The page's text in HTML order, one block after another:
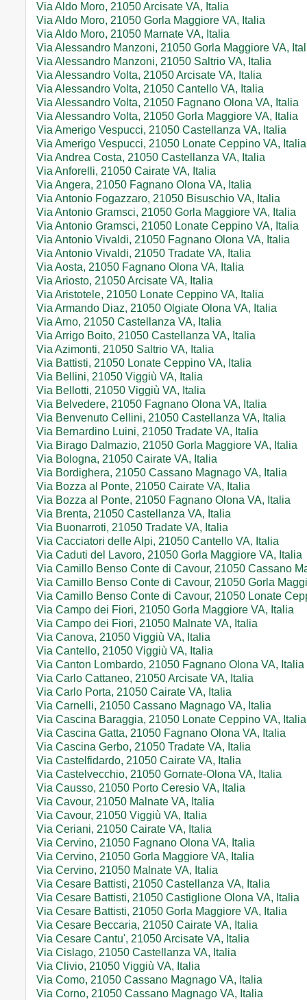
Via Aldo Moro, 21050 Arcisate VA, Italia
Via Aldo Moro, 21050 Gorla Maggiore VA, Italia
Via Aldo Moro, 21050 Marnate VA, Italia
Via Alessandro Manzoni, 21050 Gorla Maggiore VA,
Via Alessandro Manzoni, 21050 Saltrio VA, Italia
Via Alessandro Volta, 21050 Arcisate VA, Italia
Via Alessandro Volta, 21050 Cantello VA, Italia
Via Alessandro Volta, 21050 Fagnano Olona VA, Italia
Via Alessandro Volta, 21050 Gorla Maggiore VA, Italia
Via Amerigo Vespucci, 21050 Castellanza VA, Italia
Via Amerigo Vespucci, 21050 Lonate Ceppino VA, Italia
Via Andrea Costa, 21050 Castellanza VA, Italia
Via Anforelli, 21050 Cairate VA, Italia
Via Angera, 21050 Fagnano Olona VA, Italia
Via Antonio Fogazzaro, 21050 Bisuschio VA, Italia
Via Antonio Gramsci, 21050 Gorla Maggiore VA, Italia
Via Antonio Gramsci, 21050 Lonate Ceppino VA, Italia
Via Antonio Vivaldi, 21050 Fagnano Olona VA, Italia
Via Antonio Vivaldi, 21050 Tradate VA, Italia
Via Aosta, 21050 Fagnano Olona VA, Italia
Via Ariosto, 21050 Arcisate VA, Italia
Via Aristotele, 21050 Lonate Ceppino VA, Italia
Via Armando Diaz, 21050 Olgiate Olona VA, Italia
Via Arno, 21050 Castellanza VA, Italia
Via Arrigo Boito, 21050 Castellanza VA, Italia
Via Azimonti, 21050 Saltrio VA, Italia
Via Battisti, 21050 Lonate Ceppino VA, Italia
Via Bellini, 21050 Viggiù VA, Italia
Via Bellotti, 21050 Viggiù VA, Italia
Via Belvedere, 21050 Fagnano Olona VA, Italia
Via Benvenuto Cellini, 21050 Castellanza VA, Italia
Via Bernardino Luini, 21050 Tradate VA, Italia
Via Birago Dalmazio, 21050 Gorla Maggiore VA, Italia
Via Bologna, 21050 Cairate VA, Italia
Via Bordighera, 21050 Cassano Magnago VA, Italia
Via Bozza al Ponte, 21050 Cairate VA, Italia
Via Bozza al Ponte, 21050 Fagnano Olona VA, Italia
Via Brenta, 21050 Castellanza VA, Italia
Via Buonarroti, 21050 Tradate VA, Italia
Via Cacciatori delle Alpi, 21050 Cantello VA, Italia
Via Caduti del Lavoro, 21050 Gorla Maggiore VA, Italia
Via Camillo Benso Conte di Cavour, 21050 Cassano
Via Camillo Benso Conte di Cavour, 21050 Gorla
Via Camillo Benso Conte di Cavour, 21050 Lonate
Via Campo dei Fiori, 21050 Gorla Maggiore VA, Italia
Via Campo dei Fiori, 21050 Malnate VA, Italia
Via Canova, 21050 Viggiù VA, Italia
Via Cantello, 21050 Viggiù VA, Italia
Via Canton Lombardo, 21050 Fagnano Olona VA, Italia
Via Carlo Cattaneo, 21050 Arcisate VA, Italia
Via Carlo Porta, 21050 Cairate VA, Italia
Via Carnelli, 21050 Cassano Magnago VA, Italia
Via Cascina Baraggia, 21050 Lonate Ceppino VA, Italia
Via Cascina Gatta, 21050 Fagnano Olona VA, Italia
Via Cascina Gerbo, 21050 Tradate VA, Italia
Via Castelfidardo, 21050 Cairate VA, Italia
Via Castelvecchio, 21050 Gornate-Olona VA, Italia
Via Causso, 21050 Porto Ceresio VA, Italia
Via Cavour, 21050 Malnate VA, Italia
Via Cavour, 21050 Viggiù VA, Italia
Via Ceriani, 21050 Cairate VA, Italia
Via Cervino, 21050 Fagnano Olona VA, Italia
Via Cervino, 21050 Gorla Maggiore VA, Italia
Via Cervino, 21050 Malnate VA, Italia
Via Cesare Battisti, 21050 Castellanza VA, Italia
Via Cesare Battisti, 21050 Castiglione Olona VA, Italia
Via Cesare Battisti, 21050 Gorla Maggiore VA, Italia
Via Cesare Beccaria, 21050 Cairate VA, Italia
Via Cesare Cantu', 21050 Arcisate VA, Italia
Via Cislago, 21050 Castellanza VA, Italia
Via Clivio, 21050 Viggiù VA, Italia
Via Como, 21050 Cassano Magnago VA, Italia
Via Corno, 21050 Cassano Magnago VA, Italia